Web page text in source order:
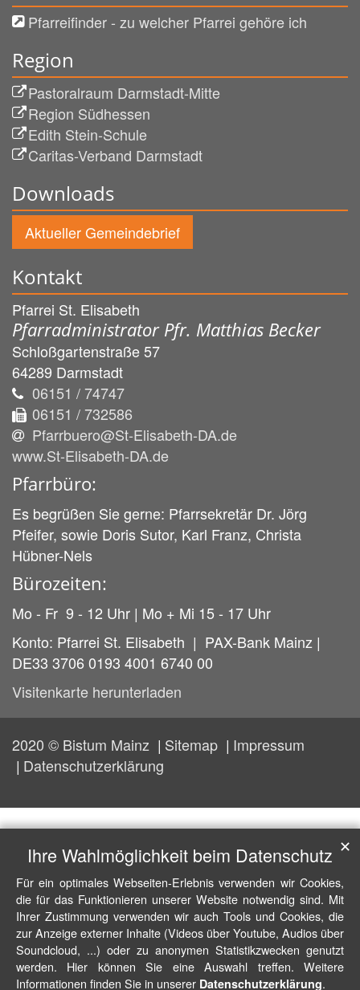
Pfarreifinder - zu welcher Pfarrei gehöre ich
Region
Pastoralraum Darmstadt-Mitte
Region Südhessen
Edith Stein-Schule
Caritas-Verband Darmstadt
Downloads
Aktueller Gemeindebrief
Kontakt
Pfarrei St. Elisabeth
Pfarradministrator Pfr. Matthias Becker
Schloßgartenstraße 57
64289 Darmstadt
06151 / 74747
06151 / 732586
Pfarrbuero@St-Elisabeth-DA.de
www.St-Elisabeth-DA.de
Pfarrbüro:
Es begrüßen Sie gerne: Pfarrsekretär Dr. Jörg
Pfeifer, sowie Doris Sutor, Karl Franz, Christa
Hübner-Nels
Bürozeiten:
Mo - Fr 9 - 12 Uhr | Mo + Mi 15 - 17 Uhr
Konto: Pfarrei St. Elisabeth | PAX-Bank Mainz |
DE33 3706 0193 4001 6740 00
Visitenkarte herunterladen
2020 © Bistum Mainz Sitemap
Impressum
Datenschutzerklärung
Ihre Wahlmöglichkeit beim Datenschutz
Für ein optimales Webseiten-Erlebnis verwenden wir Cookies,
die für das Funktionieren unserer Website notwendig sind. Mit
Ihrer Zustimmung verwenden wir auch Tools und Cookies, die
zur Anzeige externer Inhalte (Videos über Youtube, Audios über
Soundcloud, ...) oder zu anonymen Statistikzwecken genutzt
werden. Hier können Sie eine Auswahl treffen. Weitere
Informationen finden Sie in unserer Datenschutzerklärung.
✕